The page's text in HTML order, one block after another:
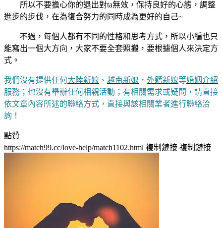
所以不要擔心你的退出對ta無效，保持良好的心態，調整
進步的步伐，在為復合努力的同時成為更好的自己~
不過，每個人都有不同的性格和思考方式，所以小編也只
能寫出一個大方向，大家不要全套照搬，要根據個人來決定方
式。
我們沒有提供任何大陸新娘 、 越南新娘 ， 外籍新娘等婚姻介紹
服務；也沒有舉辦任何相親活動；有相關需求或疑問，請直接
依文章內容所述的聯絡方式，直接與該相關業者進行聯絡洽
詢！
點贊
https://match99.cc/love-help/match1102.html 複制鏈接 複制鏈接